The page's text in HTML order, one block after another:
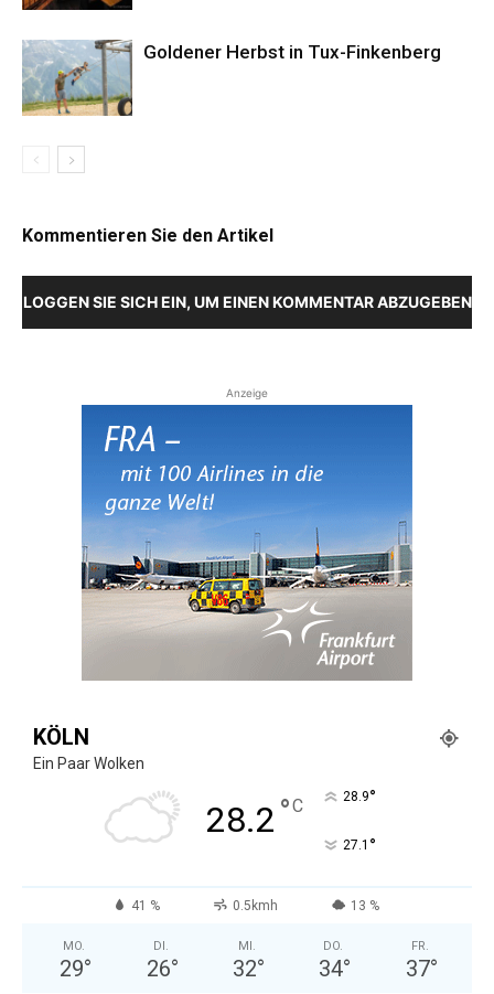
Goldener Herbst in Tux-Finkenberg
Kommentieren Sie den Artikel
LOGGEN SIE SICH EIN, UM EINEN KOMMENTAR ABZUGEBEN
Anzeige
KÖLN
Ein Paar Wolken
28.2 °C 28.9°
27.1 °
41 % 0.5kmh 13 %
MO.
29°
DI.
26°
MI.
32°
DO.
34°
FR.
37°